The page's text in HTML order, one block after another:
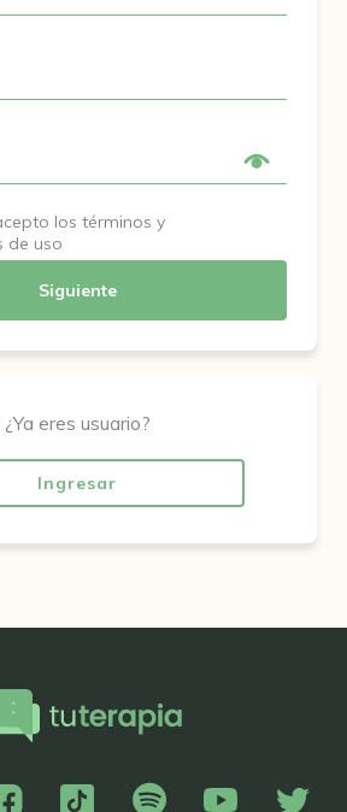
los términos y
de uso
Siguiente
¿Ya eres usuario?
Ingresar